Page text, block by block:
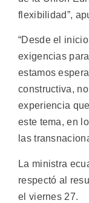
flexibilidad”,
“Desde el
exigencias
estamos
constructiva,
experiencia
este tema, en
las
La ministra
respectó al
el viernes 27.